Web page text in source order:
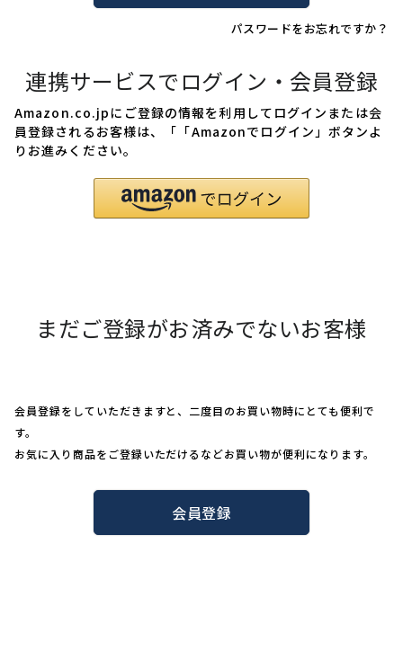
パスワードをお忘れですか？
連携サービスでログイン・会員登録
Amazon.co.jpにご登録の情報を利用してログインまたは会
員登録されるお客様は、「「Amazonでログイン」ボタンよ
りお進みください。
まだご登録がお済みでないお客様
会員登録をしていただきますと、二度目のお買い物時にとても便利で
す。
お気に入り商品をご登録いただけるなどお買い物が便利になります。
会員登録